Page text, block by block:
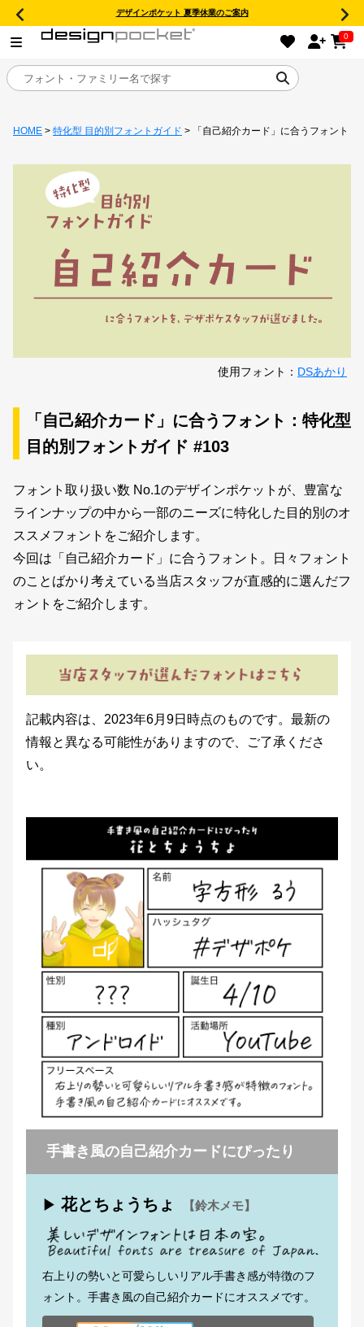
デザインポケット 夏季休業のご案内
0
目的別フォントガイド
おすすめ
年間ライセンス商品
キャンペーン一覧
カート 0
マイページ
お気に入り
ご利用ガイド
お問い合わせ
HOME > 特化型 目的別フォントガイド > 「自己紹介カード」に合うフォント
使用フォント： DSあかり
「自己紹介カード」に合うフォント：特化型
目的別フォントガイド #103
フォント取り扱い数 No.1のデザインポケットが、豊富な
ラインナップの中から一部のニーズに特化した目的別のオ
ススメフォントをご紹介します。
今回は「自己紹介カード」に合うフォント。日々フォント
のことばかり考えている当店スタッフが直感的に選んだフ
ォントをご紹介します。
記載内容は、2023年6月9日時点のものです。最新の
情報と異なる可能性がありますので、ご了承くださ
い。
手書き風の自己紹介カードにぴったり
▶ 花とちょうちょ 【鈴木メモ】
右上りの勢いと可愛らしいリアル手書き感が特徴のフ
ォント。手書き風の自己紹介カードにオススメです。